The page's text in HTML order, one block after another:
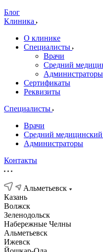
Блог
Клиника
О клинике
Специалисты
Врачи
Средний
Администраторы
Сертификаты
Реквизиты
Специалисты
Врачи
Средний медицинский
Администраторы
Контакты
Альметьевск
Казань
Волжск
Зеленодольск
Набережные Челны
Альметьевск
Ижевск